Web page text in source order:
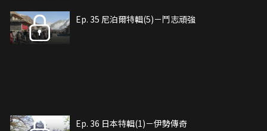
Ep. 35 尼泊爾特輯(5)－鬥志頑強
Ep. 36 日本特輯(1)－伊勢傳奇